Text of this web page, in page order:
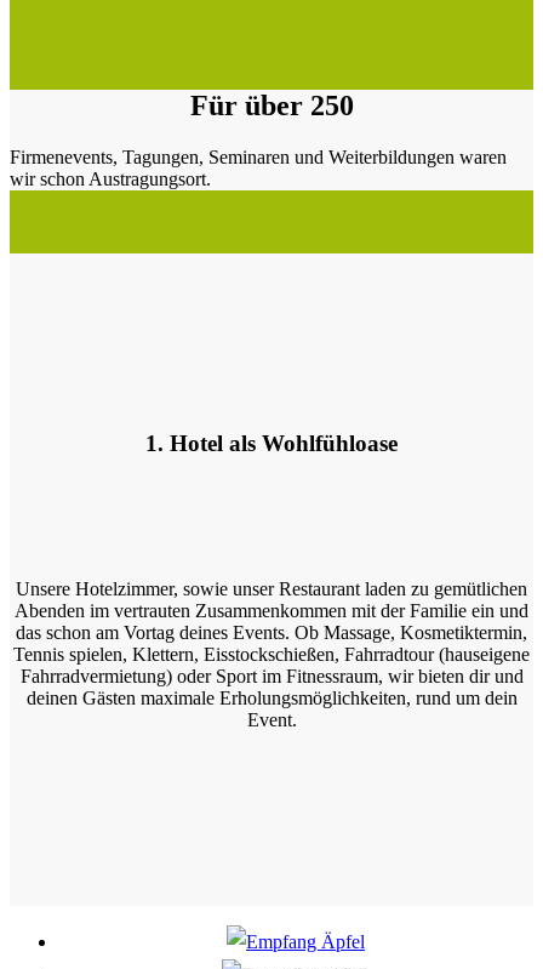
Für über 250
Firmenevents, Tagungen, Seminaren und Weiterbildungen waren
wir schon Austragungsort.
1. Hotel als Wohlfühloase
Unsere Hotelzimmer, sowie unser Restaurant laden zu gemütlichen
Abenden im vertrauten Zusammenkommen mit der Familie ein und
das schon am Vortag deines Events. Ob Massage, Kosmetiktermin,
Tennis spielen, Klettern, Eisstockschießen, Fahrradtour (hauseigene
Fahrradvermietung) oder Sport im Fitnessraum, wir bieten dir und
deinen Gästen maximale Erholungsmöglichkeiten, rund um dein
Event.